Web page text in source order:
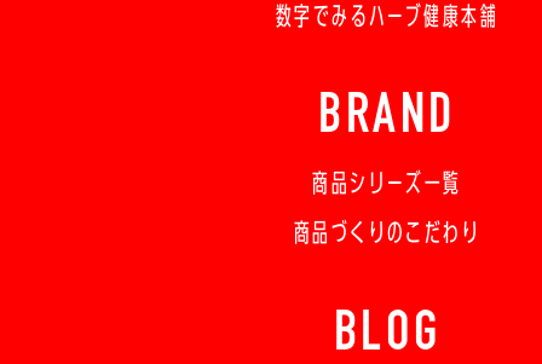
数字でみるハーブ健康本舗
BRAND
商品シリーズ一覧
商品づくりのこだわり
BLOG